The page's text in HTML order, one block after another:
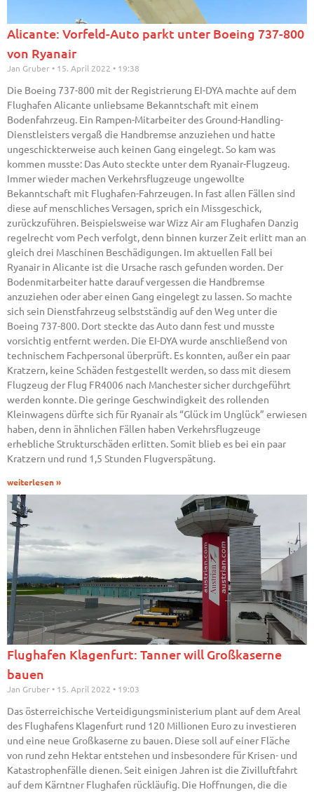
Alicante: Vorfeld-Auto parkt unter Boeing 737-800
von Ryanair
Jan Gruber 15. April 2022 19:38
Die Boeing 737-800 mit der Registrierung EI-DYA machte auf dem
Flughafen Alicante unliebsame Bekanntschaft mit einem
Bodenfahrzeug. Ein Rampen-Mitarbeiter des Ground-Handling-
Dienstleisters vergaß die Handbremse anzuziehen und hatte
ungeschickterweise auch keinen Gang eingelegt. So kam was
kommen musste: Das Auto steckte unter dem Ryanair-Flugzeug.
Immer wieder machen Verkehrsflugzeuge ungewollte
Bekanntschaft mit Flughafen-Fahrzeugen. In fast allen Fällen sind
diese auf menschliches Versagen, sprich ein Missgeschick,
zurückzuführen. Beispielsweise war Wizz Air am Flughafen Danzig
regelrecht vom Pech verfolgt, denn binnen kurzer Zeit erlitt man an
gleich drei Maschinen Beschädigungen. Im aktuellen Fall bei
Ryanair in Alicante ist die Ursache rasch gefunden worden. Der
Bodenmitarbeiter hatte darauf vergessen die Handbremse
anzuziehen oder aber einen Gang eingelegt zu lassen. So machte
sich sein Dienstfahrzeug selbstständig auf den Weg unter die
Boeing 737-800. Dort steckte das Auto dann fest und musste
vorsichtig entfernt werden. Die EI-DYA wurde anschließend von
technischem Fachpersonal überprüft. Es konnten, außer ein paar
Kratzern, keine Schäden festgestellt werden, so dass mit diesem
Flugzeug der Flug FR4006 nach Manchester sicher durchgeführt
werden konnte. Die geringe Geschwindigkeit des rollenden
Kleinwagens dürfte sich für Ryanair als “Glück im Unglück” erwiesen
haben, denn in ähnlichen Fällen haben Verkehrsflugzeuge
erhebliche Strukturschäden erlitten. Somit blieb es bei ein paar
Kratzern und rund 1,5 Stunden Flugverspätung.
weiterlesen »
Flughafen Klagenfurt: Tanner will Großkaserne
bauen
Jan Gruber 15. April 2022 19:03
Das österreichische Verteidigungsministerium plant auf dem Areal
des Flughafens Klagenfurt rund 120 Millionen Euro zu investieren
und eine neue Großkaserne zu bauen. Diese soll auf einer Fläche
von rund zehn Hektar entstehen und insbesondere für Krisen- und
Katastrophenfälle dienen. Seit einigen Jahren ist die Zivilluftfahrt
auf dem Kärntner Flughafen rückläufig. Die Hoffnungen, die die